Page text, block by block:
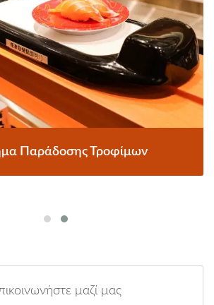
Παράδοσης Τροφίμων
μαζί μας